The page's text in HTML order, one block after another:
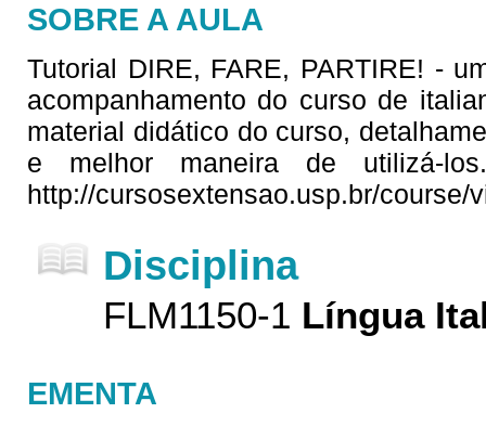
SOBRE A AULA
Tutorial DIRE, FARE, PARTIRE! -
acompanhamento do curso de
material didático do curso,
e melhor maneira de utilizá-
http://cursosextensao.usp.br/course/
Disciplina
FLM1150-1 Língua
EMENTA